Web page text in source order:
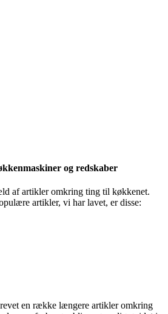
og redskaber
af artikler omkring ting til køkkenet.
artikler, vi har lavet, er disse:
en række længere artikler omkring